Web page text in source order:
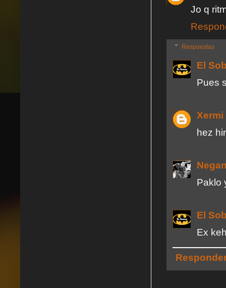
Jo q
Respuestas
El
Pues
Xermi
hez
Paklo
El
Ex